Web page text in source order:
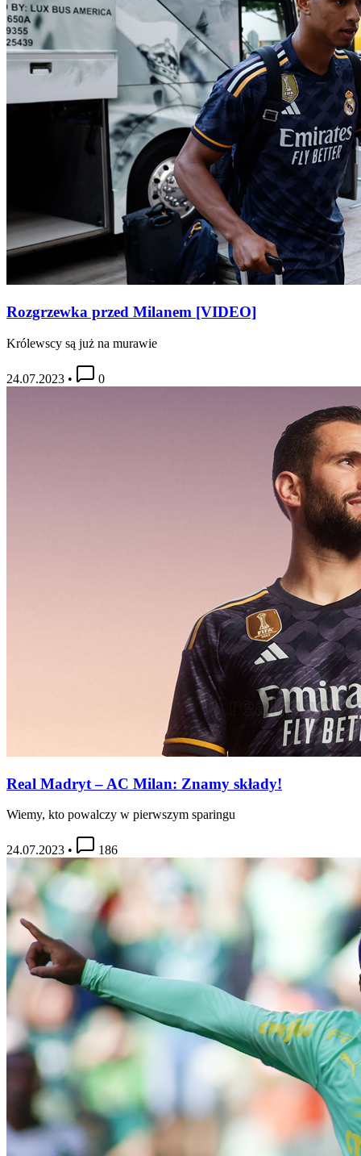
Rozgrzewka przed Milanem [VIDEO]
Królewscy są już na murawie
24.07.2023 • 0
Real Madryt – AC Milan: Znamy składy!
Wiemy, kto powalczy w pierwszym sparingu
24.07.2023 • 186